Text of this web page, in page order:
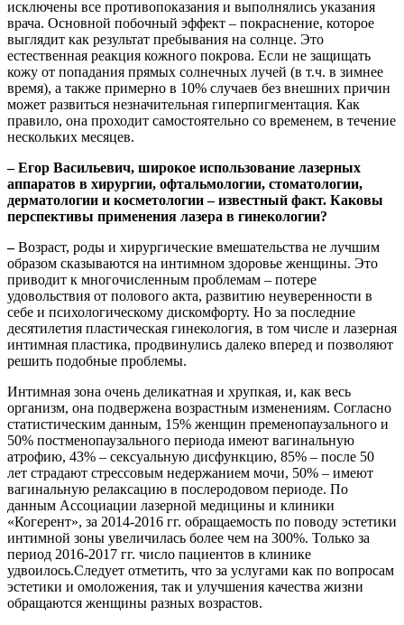
исключены все противопоказания и выполнялись указания
врача. Основной побочный эффект – покраснение, которое
выглядит как результат пребывания на солнце. Это
естественная реакция кожного покрова. Если не защищать
кожу от попадания прямых солнечных лучей (в т.ч. в зимнее
время), а также примерно в 10% случаев без внешних причин
может развиться незначительная гиперпигментация. Как
правило, она проходит самостоятельно со временем, в течение
нескольких месяцев.
– Егор Васильевич, широкое использование лазерных
аппаратов в хирургии, офтальмологии, стоматологии,
дерматологии и косметологии–известный факт. Каковы
перспективы применения лазера в гинекологии?
–Возраст, роды и хирургические вмешательства не лучшим
образом сказываются на интимном здоровье женщины. Это
приводит к многочисленным проблемам – потере
удовольствия от полового акта, развитию неуверенности в
себе и психологическому дискомфорту. Но за последние
десятилетия пластическая гинекология, в том числе и лазерная
интимная пластика, продвинулись далеко вперед и позволяют
решить подобные проблемы.
Интимная зона очень деликатная и хрупкая, и, как весь
организм, она подвержена возрастным изменениям. Согласно
статистическим данным, 15% женщин пременопаузального и
50% постменопаузального периода имеют вагинальную
атрофию, 43% – сексуальную дисфункцию, 85% – после 50
лет страдают стрессовым недержанием мочи, 50% – имеют
вагинальную релаксацию в послеродовом периоде. По
данным Ассоциации лазерной медицины и клиники
«Когерент», за 2014-2016 гг. обращаемость по поводу эстетики
интимной зоны увеличилась более чем на 300%. Только за
период 2016-2017 гг. число пациентов в клинике
удвоилось.Следует отметить, что за услугами как по вопросам
эстетики и омоложения, так и улучшения качества жизни
обращаются женщины разных возрастов.